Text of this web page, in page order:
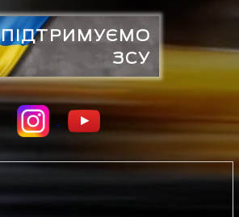
ПІДТРИМУЄМО
ЗСУ